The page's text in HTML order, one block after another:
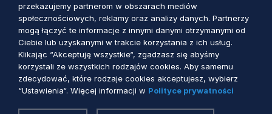
przekazujemy partnerom w obszarach mediów
społecznościowych, reklamy oraz analizy danych. Partnerzy
mogą łączyć te informacje z innymi danymi otrzymanymi od
Ciebie lub uzyskanymi w trakcie korzystania z ich usług.
Klikając “Akceptuję wszystkie“, zgadzasz się abyśmy
korzystali ze wszystkich rodzajów cookies. Aby samemu
zdecydować, które rodzaje cookies akceptujesz, wybierz
“Ustawienia“. Więcej informacji w Polityce prywatności